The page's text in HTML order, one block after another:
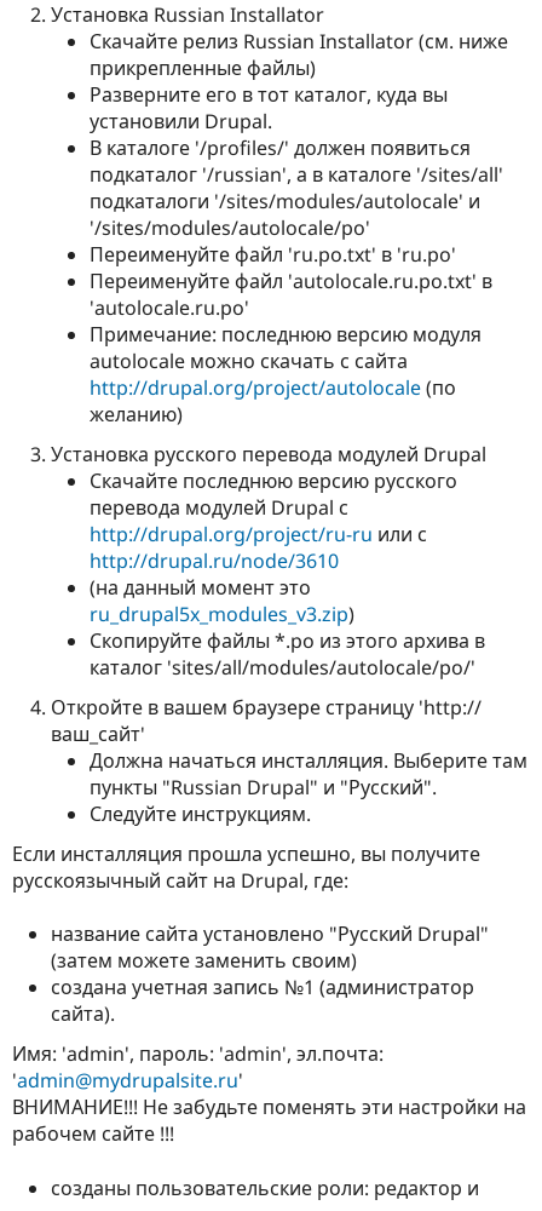
Установка Russian Installator
Скачайте релиз Russian Installator (см. ниже
прикрепленные файлы)
Разверните его в тот каталог, куда вы
установили Drupal.
В каталоге '/profiles/' должен появиться
подкаталог '/russian', а в каталоге '/sites/all'
подкаталоги '/sites/modules/autolocale' и
'/sites/modules/autolocale/po'
Переименуйте файл 'ru.po.txt' в 'ru.po'
Переименуйте файл 'autolocale.ru.po.txt' в
'autolocale.ru.po'
Примечание: последнюю версию модуля
autolocale можно скачать с сайта
http://drupal.org/project/autolocale(по
желанию)
Установка русского перевода модулей Drupal
Скачайте последнюю версию русского
перевода модулей Drupal с
http://drupal.org/project/ru-ru или с
http://drupal.ru/node/3610
(на данный момент это
ru_drupal5x_modules_v3.zip)
Скопируйте файлы *.po из этого архива в
каталог 'sites/all/modules/autolocale/po/'
Откройте в вашем браузере страницу 'http://
ваш_сайт'
Должна начаться инсталляция. Выберите там
пункты "Russian Drupal" и "Русский".
Следуйте инструкциям.
Если инсталляция прошла успешно, вы получите
русскоязычный сайт на Drupal, где:
название сайта установлено "Русский Drupal"
(затем можете заменить своим)
создана учетная запись №1 (администратор
сайта).
Имя: 'admin', пароль: 'admin', эл.почта:
'admin@mydrupalsite.ru'
ВНИМАНИЕ!!! Не забудьте поменять эти настройки на
рабочем сайте !!!
созданы пользовательские роли: редактор и